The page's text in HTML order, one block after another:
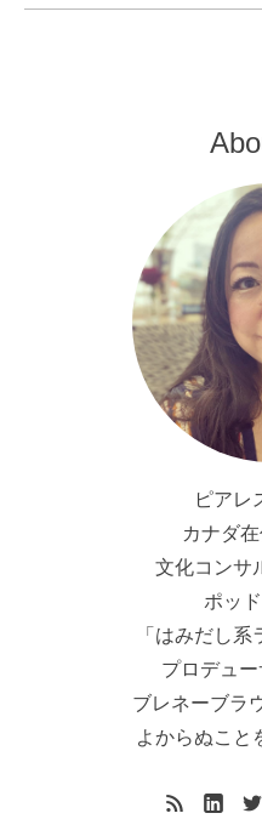
ピア
カナダ
文化コンサ
ポッ
「はみだし系
プロデュー
ブレネーブラ
よからぬこと